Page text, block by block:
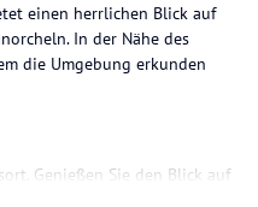
einen herrlichen Blick auf
In der Nähe des
die Umgebung erkunden
Genießen Sie den Blick auf
Panorama-Außenpool,